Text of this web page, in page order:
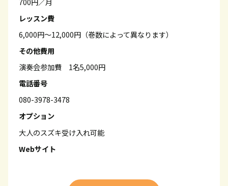
レッスン費
6,000円～12,000円（巻数によって異なります）
その他費用
演奏会参加費 1名5,000円
電話番号
080-3978-3478
オプション
大人のスズキ受け入れ可能
Webサイト